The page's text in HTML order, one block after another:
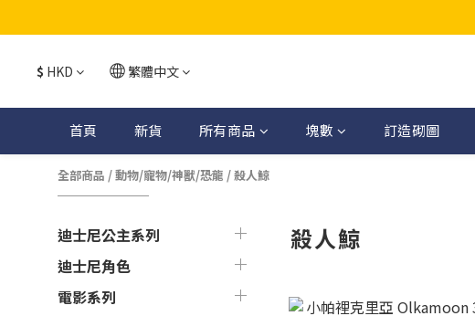
$ HKD 繁體中文
首頁 新貨 所有商品 塊數 訂造砌圖
全部商品 /動物/寵物/神獸/恐龍 /殺人鯨
迪士尼公主系列
迪士尼角色
電影系列
殺人鯨